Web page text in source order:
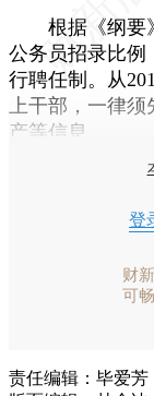
根据《纲要》
公务员招录比例
行聘任制。从
上干部，一律
产等信息。
登
财
可
责任编辑：毕爱芳